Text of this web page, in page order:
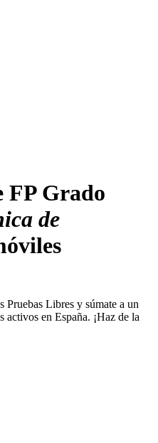
FP Grado
de
Pruebas Libres y súmate a un
activos en España. ¡Haz de la